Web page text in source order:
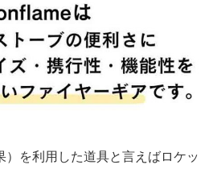
）を利用した道具と言えばロケッ